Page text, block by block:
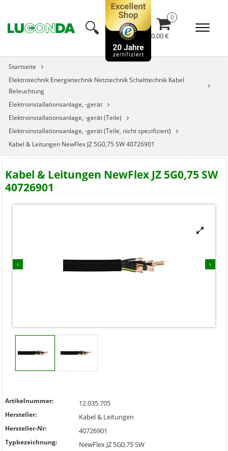
🔍︎ 0,00 €
Startseite
Elektrotechnik Energietechnik Netztechnik Schalttechnik Kabel
Beleuchtung
Elektroinstallationsanlage, -gerät
Elektroinstallationsanlage, -gerät (Teile)
Elektroinstallationsanlage, -gerät (Teile, nicht spezifiziert)
Kabel & Leitungen NewFlex JZ 5G0,75 SW 40726901
Kabel & Leitungen NewFlex JZ 5G0,75 SW
40726901
‹ ›


Artikelnummer: 12.035.705
Hersteller: Kabel & Leitungen
Hersteller-Nr: 40726901
Typbezeichnung: NewFlex JZ 5G0,75 SW